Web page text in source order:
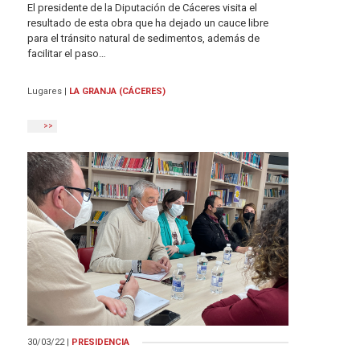
El presidente de la Diputación de Cáceres visita el
resultado de esta obra que ha dejado un cauce libre
para el tránsito natural de sedimentos, además de
facilitar el paso…
Lugares | LA GRANJA (CÁCERES)
>>
30/03/22 | PRESIDENCIA